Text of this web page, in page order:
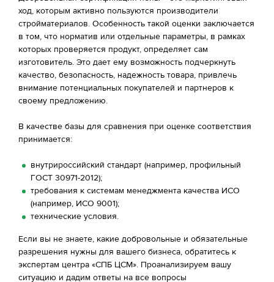
ход, которым активно пользуются производители
стройматериалов. Особенность такой оценки заключается
в том, что норматив или отдельные параметры, в рамках
которых проверяется продукт, определяет сам
изготовитель. Это дает ему возможность подчеркнуть
качество, безопасность, надежность товара, привлечь
внимание потенциальных покупателей и партнеров к
своему предложению.
В качестве базы для сравнения при оценке соответствия
принимается:
внутрироссийский стандарт (например, профильный
ГОСТ 30971-2012);
требования к системам менеджмента качества ИСО
(например, ИСО 9001);
технические условия.
Если вы не знаете, какие добровольные и обязательные
разрешения нужны для вашего бизнеса, обратитесь к
экспертам центра «СПБ ЦСМ». Проанализируем вашу
ситуацию и дадим ответы на все вопросы